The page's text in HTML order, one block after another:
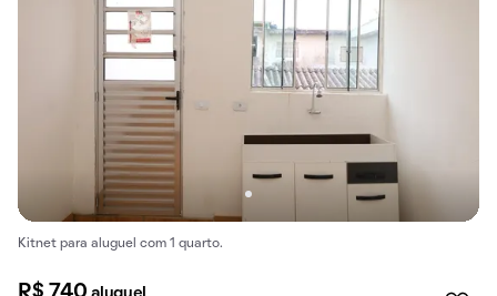
Kitnet para aluguel com 1 quarto.